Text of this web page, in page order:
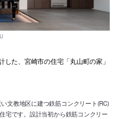
した、宮崎市の住宅「丸山町の家」
文教地区に建つ鉄筋コンクリート(RC)
宅です。設計当初から鉄筋コンクリー